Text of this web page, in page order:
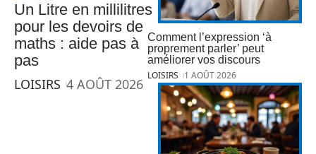
Un Litre en millilitres
pour les devoirs de
maths : aide pas à
pas
LOISIRS 4 AOÛT 2026
Comment l’expression ‘à
proprement parler’ peut
améliorer vos discours
LOISIRS 1 AOÛT 2026